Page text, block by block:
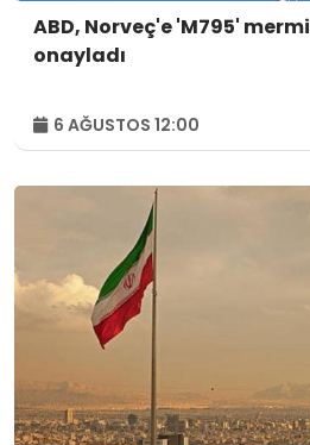
ABD, Norveç'e 'M795'
onayladı
6 AĞUSTOS 12:00